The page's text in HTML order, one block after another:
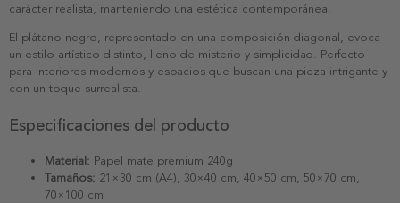
carácter realista, manteniendo una estética contemporánea.
El plátano negro, representado en una composición diagonal, evoca
un estilo artístico distinto, lleno de misterio y simplicidad. Perfecto
para interiores modernos y espacios que buscan una pieza intrigante y
con un toque surrealista.
Especificaciones del producto
Material: Papel mate premium 240g
Tamaños: 21×30 cm (A4), 30×40 cm, 40×50 cm, 50×70 cm,
70×100 cm